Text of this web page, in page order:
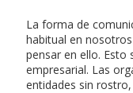
La forma de
habitual en
pensar en ello. Esto
empresarial. Las
entidades sin